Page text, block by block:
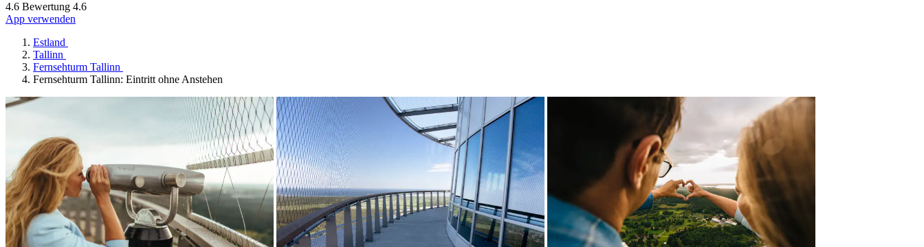
4.6 Bewertung 4.6
App verwenden
Estland
Tallinn
Fernsehturm Tallinn
Fernsehturm Tallinn: Eintritt ohne Anstehen